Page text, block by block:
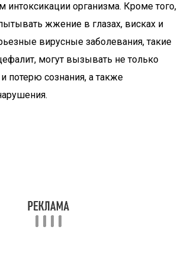
интоксикации организма. Кроме того,
жжение в глазах, висках и
вирусные заболевания, такие
могут вызывать не только
потерю сознания, а также